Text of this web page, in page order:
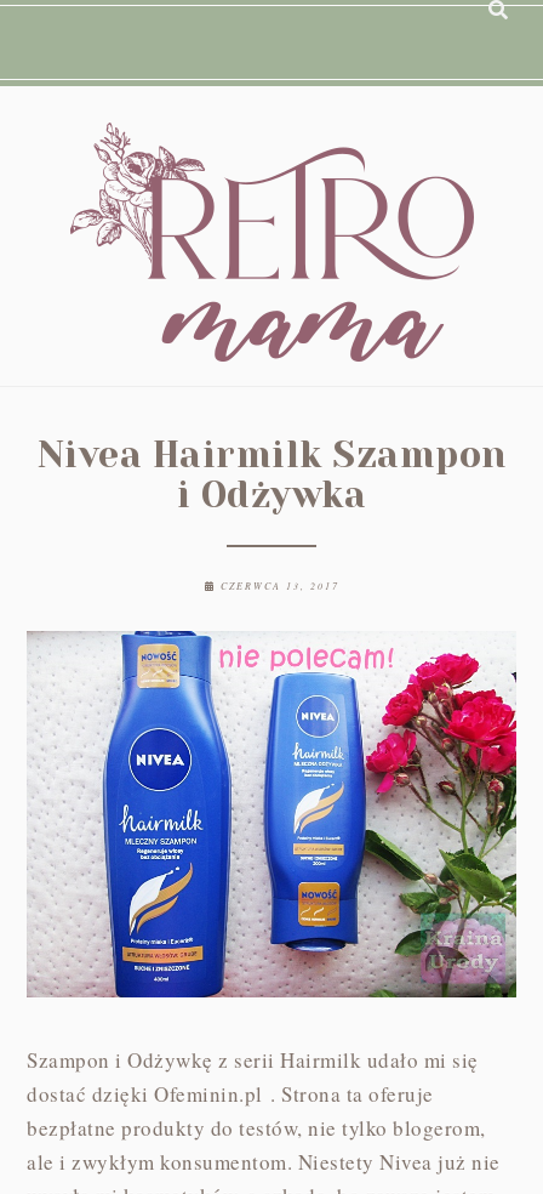
Nivea Hairmilk Szampon
i Odżywka
CZERWCA 13, 2017
Szampon i Odżywkę z serii Hairmilk udało mi się
dostać dzięki Ofeminin.pl . Strona ta oferuje
bezpłatne produkty do testów, nie tylko blogerom,
ale i zwykłym konsumentom. Niestety Nivea już nie